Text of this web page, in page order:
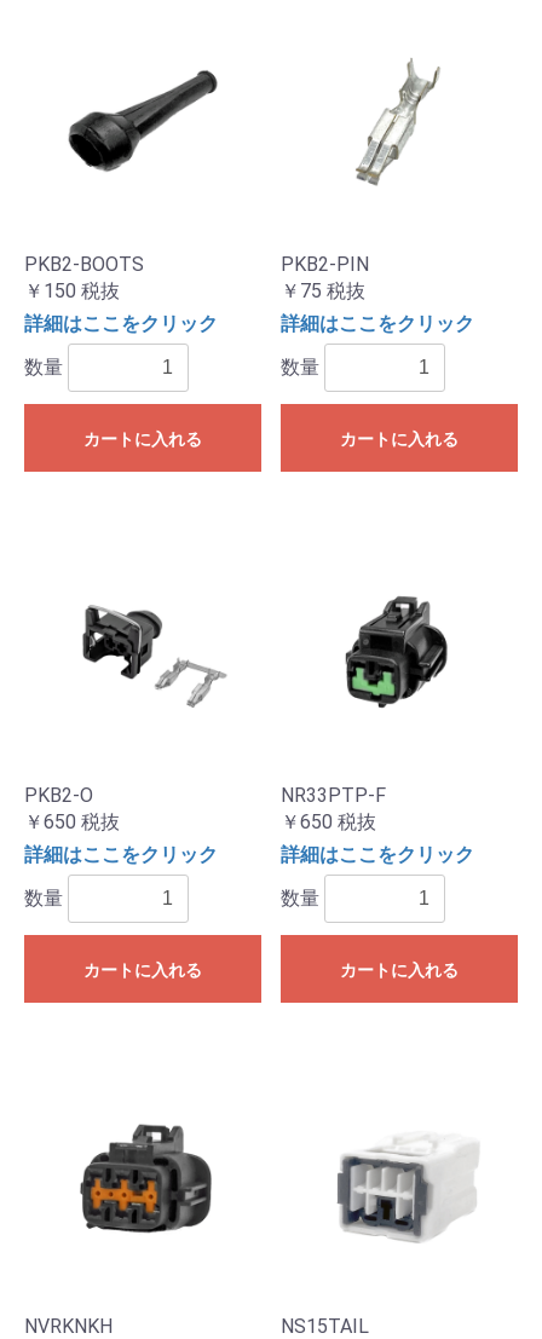
PKB2-BOOTS
￥150 税抜
詳細はここをクリック
数量
カートに入れる
PKB2-PIN
￥75 税抜
詳細はここをクリック
数量
カートに入れる
PKB2-O
￥650 税抜
詳細はここをクリック
数量
カートに入れる
NR33PTP-F
￥650 税抜
詳細はここをクリック
数量
カートに入れる
NVRKNKH
NS15TAIL